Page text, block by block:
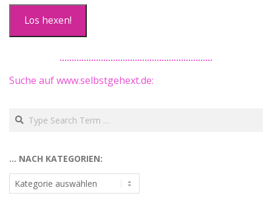
Los hexen!
Suche auf www.selbstgehext.de:
Search
… NACH KATEGORIEN:
…
nach